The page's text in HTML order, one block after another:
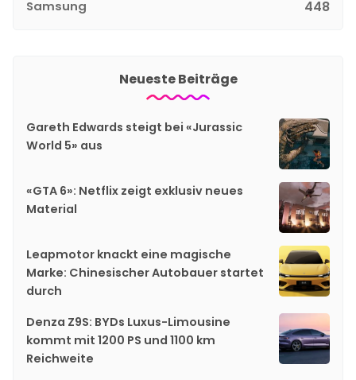
Samsung 448
Neueste Beiträge
Gareth Edwards steigt bei «Jurassic
World 5» aus
«GTA 6»: Netflix zeigt exklusiv neues
Material
Leapmotor knackt eine magische
Marke: Chinesischer Autobauer startet
durch
Denza Z9S: BYDs Luxus-Limousine
kommt mit 1200 PS und 1100 km
Reichweite